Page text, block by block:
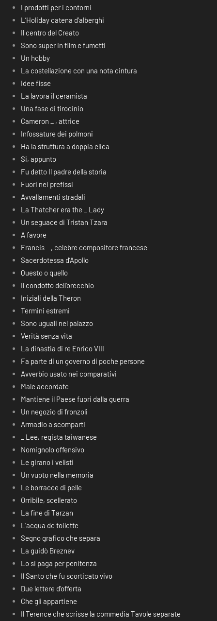
I prodotti per i contorni
L’Holiday catena d’alberghi
Il centro del Creato
Sono super in film e fumetti
Un hobby
La costellazione con una nota cintura
Idee fisse
La lavora il ceramista
Una fase di tirocinio
Cameron _ , attrice
Infossature dei polmoni
Ha la struttura a doppia elica
Si, appunto
Fu detto Il padre della storia
Fuori nei prefissi
Avvallamenti stradali
La Thatcher era the _ Lady
Un seguace di Tristan Tzara
A favore
Francis _ , celebre compositore francese
Sacerdotessa d’Apollo
Questo o quello
Il condotto dell’orecchio
Iniziali della Theron
Termini estremi
Sono uguali nel palazzo
Verità senza vita
La dinastia di re Enrico VIII
Fa parte di un governo di poche persone
Avverbio usato nei comparativi
Male accordate
Mantiene il Paese fuori dalla guerra
Un negozio di fronzoli
Armadio a scomparti
_ Lee, regista taiwanese
Nomignolo offensivo
Le girano i velisti
Un vuoto nella memoria
Le borracce di pelle
Orribile, scellerato
La fine di Tarzan
L’acqua de toilette
Segno grafico che separa
La guidò Breznev
Lo si paga per penitenza
Il Santo che fu scorticato vivo
Due lettere d’offerta
Che gli appartiene
Il Terence che scrisse la commedia Tavole separate